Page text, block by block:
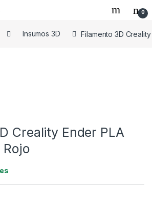
0
Insumos 3D Filamento 3D Creality
Creality Ender PLA
Rojo